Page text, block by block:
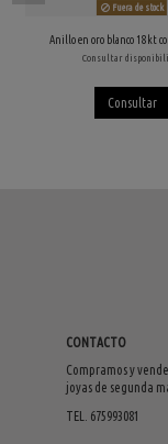
Fuera de stock
Anillo en oro blanco 18kt
Consultar
Consultar
CONTACTO
Compramos y
joyas de segunda
TEL. 675993081